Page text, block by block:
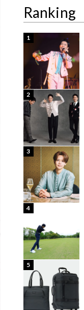
Ranking
1
2
3
4
5